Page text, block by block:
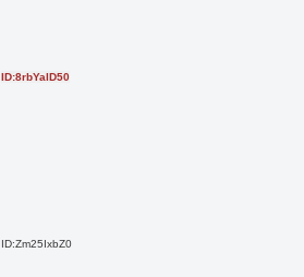
ID:8rbYalD50
ID:Zm25IxbZ0